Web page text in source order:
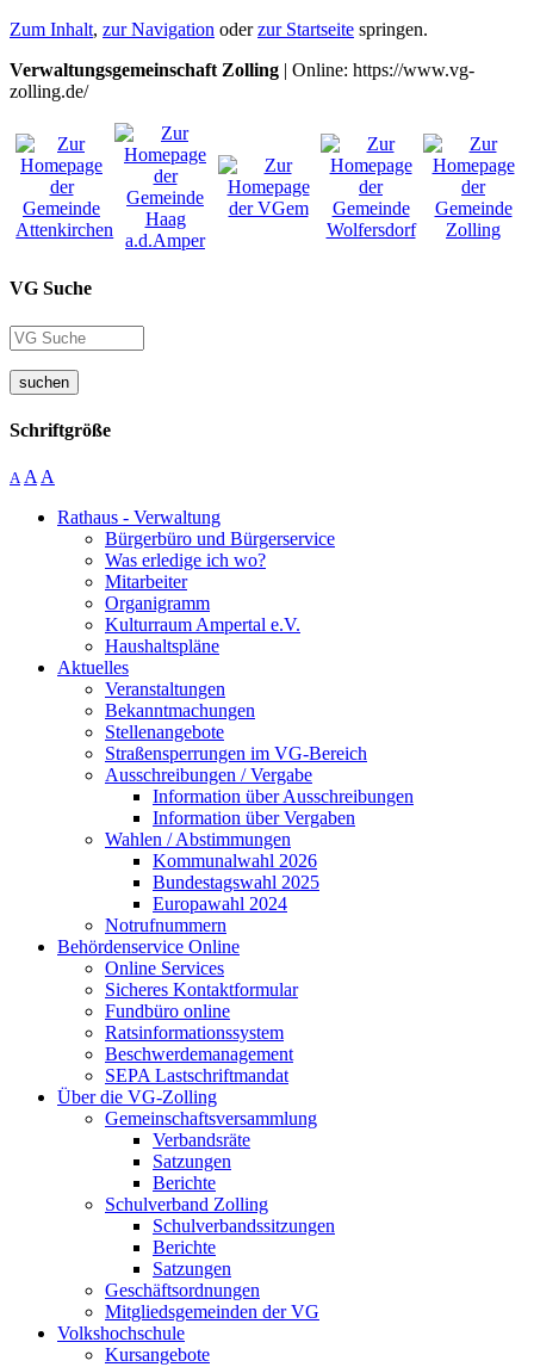
Zum Inhalt, zur Navigation oderzur Startseite springen.
Verwaltungsgemeinschaft Zolling | Online: https://www.vg-
zolling.de/
VG Suche
suchen
Schriftgröße
A A A
Rathaus - Verwaltung
Bürgerbüro und Bürgerservice
Was erledige ich wo?
Mitarbeiter
Organigramm
Kulturraum Ampertal e.V.
Haushaltspläne
Aktuelles
Veranstaltungen
Bekanntmachungen
Stellenangebote
Straßensperrungen im VG-Bereich
Ausschreibungen / Vergabe
Information über Ausschreibungen
Information über Vergaben
Wahlen / Abstimmungen
Kommunalwahl 2026
Bundestagswahl 2025
Europawahl 2024
Notrufnummern
Behördenservice Online
Online Services
Sicheres Kontaktformular
Fundbüro online
Ratsinformationssystem
Beschwerdemanagement
SEPA Lastschriftmandat
Über die VG-Zolling
Gemeinschaftsversammlung
Verbandsräte
Satzungen
Berichte
Schulverband Zolling
Schulverbandssitzungen
Berichte
Satzungen
Geschäftsordnungen
Mitgliedsgemeinden der VG
Volkshochschule
Kursangebote